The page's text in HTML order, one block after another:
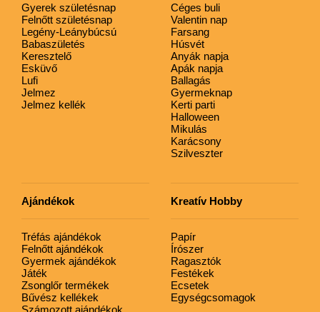
Gyerek születésnap
Felnőtt születésnap
Legény-Leánybúcsú
Babaszületés
Keresztelő
Esküvő
Lufi
Jelmez
Jelmez kellék
Céges buli
Valentin nap
Farsang
Húsvét
Anyák napja
Apák napja
Ballagás
Gyermeknap
Kerti parti
Halloween
Mikulás
Karácsony
Szilveszter
Ajándékok
Tréfás ajándékok
Felnőtt ajándékok
Gyermek ajándékok
Játék
Zsonglőr termékek
Bűvész kellékek
Számozott ajándékok
Kreatív Hobby
Papír
Írószer
Ragasztók
Festékek
Ecsetek
Egységcsomagok